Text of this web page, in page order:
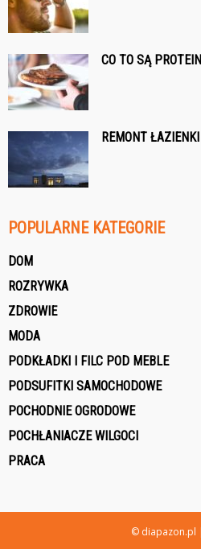
CO TO SĄ
REMONT
POPULARNE KATEGORIE
DOM
ROZRYWKA
ZDROWIE
MODA
PODKŁADKI I FILC POD MEBLE
PODSUFITKI SAMOCHODOWE
POCHODNIE OGRODOWE
POCHŁANIACZE WILGOCI
PRACA
© diapazon.pl